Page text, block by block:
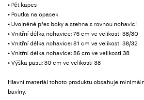
• Pět kapes
• Poutka na opasek
• Uvolněné přes boky a stehna s rovnou nohavicí
• Vnitřní délka nohavice: 76 cm ve velikosti 38/30
• Vnitřní délka nohavice: 81 cm ve velikosti 38/32
• Vnitřní délka nohavice: 86 cm ve velikosti 38
• Výška pasu: 30 cm ve velikosti 38
Hlavní materiál tohoto produktu obsahuje
bavlny.